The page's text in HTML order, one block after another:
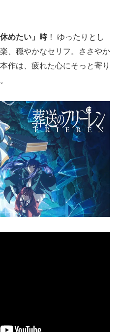
めたい」時 ！ ゆったりとし
、穏やかなセリフ。ささやか
作は、疲れた心にそっと寄り